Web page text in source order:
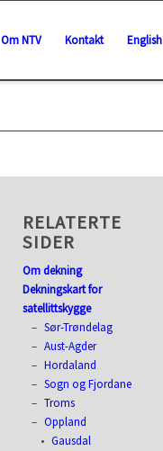
Om NTV Kontakt English
RELATERTE
SIDER
Om dekning
Dekningskart for
satellittskygge
Sør-Trøndelag
Aust-Agder
Hordaland
Sogn og Fjordane
Troms
Oppland
Gausdal